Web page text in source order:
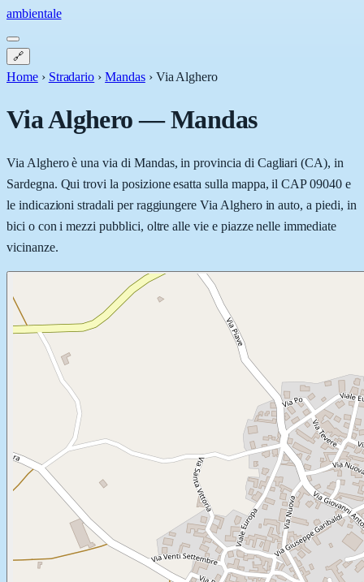
ambientale
🔗
Home › Stradario › Mandas › Via Alghero
Via Alghero—Mandas
Via Alghero è una via di Mandas, in provincia di Cagliari (CA), in
Sardegna. Qui trovi la posizione esatta sulla mappa, il CAP 09040 e
le indicazioni stradali per raggiungere Via Alghero in auto, a piedi, in
bici o con i mezzi pubblici, oltre alle vie e piazze nelle immediate
vicinanze.